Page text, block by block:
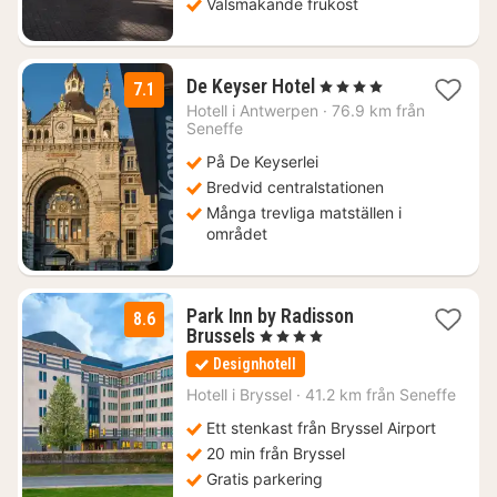
Välsmakande frukost
7.1 De Keyser Hotel 1
natt
kr.
, 4 Stjärnor
Hotell i Antwerpen · 76.9 km från
Seneffe
På De Keyserlei
Bredvid centralstationen
Många trevliga matställen i
området
8.6
Park Inn by Radisson
Brussels1
natt
från
1174
, 4 Stjärnor
Designhotell
Hotell i Bryssel · 41.2 km från Seneffe
Ett stenkast från Bryssel Airport
20 min från Bryssel
Gratis parkering